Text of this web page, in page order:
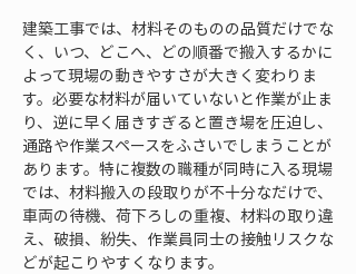
建築工事では、材料そのものの品質だけでな
く、いつ、どこへ、どの順番で搬入するかに
よって現場の動きやすさが大きく変わりま
す。必要な材料が届いていないと作業が止ま
り、逆に早く届きすぎると置き場を圧迫し、
通路や作業スペースをふさいでしまうことが
あります。特に複数の職種が同時に入る現場
では、材料搬入の段取りが不十分なだけで、
車両の待機、荷下ろしの重複、材料の取り違
え、破損、紛失、作業員同士の接触リスクな
どが起こりやすくなります。